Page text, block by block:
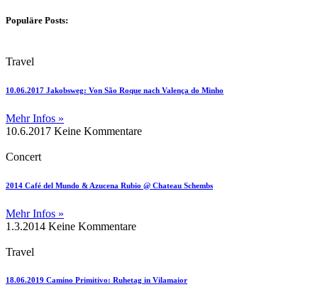
Populäre Posts:
Travel
10.06.2017 Jakobsweg: Von São Roque nach Valença do Minho
Mehr Infos »
10.6.2017 Keine Kommentare
Concert
2014 Café del Mundo & Azucena Rubio @ Chateau Schembs
Mehr Infos »
1.3.2014 Keine Kommentare
Travel
18.06.2019 Camino Primitivo: Ruhetag in Vilamaior